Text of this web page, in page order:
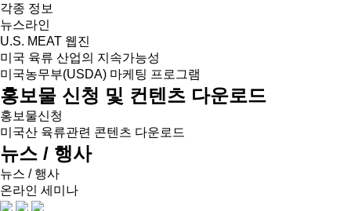
각종 정보
뉴스라인
U.S. MEAT 웹진
미국 육류 산업의 지속가능성
미국농무부(USDA) 마케팅 프로그램
홍보물 신청 및 컨텐츠 다운로드
홍보물신청
미국산 육류관련 콘텐츠 다운로드
뉴스 / 행사
뉴스 / 행사
온라인 세미나